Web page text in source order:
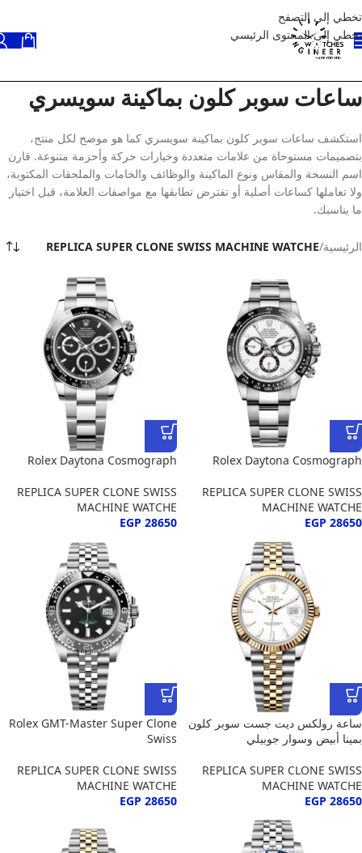
تخطي إلى التصفح
تخطي إلى المحتوى الرئيسي
ساعات سوبر كلون بماكينة سويسري
استكشف ساعات سوبر كلون بماكينة سويسري كما هو موضح لكل منتج،
بتصميمات مستوحاة من علامات متعددة وخيارات حركة وأحزمة متنوعة. قارن
اسم النسخة والمقاس ونوع الماكينة والوظائف والخامات والملحقات المكتوبة،
ولا تعاملها كساعات أصلية أو تفترض تطابقها مع مواصفات العلامة، قبل اختيار
ما يناسبك.
الرئيسية/
REPLICA SUPER CLONE SWISS MACHINE WATCHE
Rolex Daytona Cosmograph
REPLICA SUPER CLONE SWISS
MACHINE WATCHE
EGP 28650
Rolex Daytona Cosmograph
REPLICA SUPER CLONE SWISS
MACHINE WATCHE
EGP 28650
ساعة رولكس ديت جست سوبر كلون
بمينا أبيض وسوار جوبيلي
REPLICA SUPER CLONE SWISS
MACHINE WATCHE
EGP 28650
Rolex GMT-Master Super Clone
Swiss
REPLICA SUPER CLONE SWISS
MACHINE WATCHE
EGP 28650